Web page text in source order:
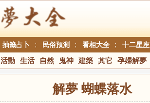
抽籤占卜 民俗預測 看相大全 十二星座
活動 生活 自然 鬼神 建築 其它 孕婦解夢
解夢 蝴蝶落水